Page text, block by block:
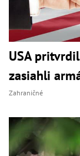
USA
zasiahli
Zahraničné